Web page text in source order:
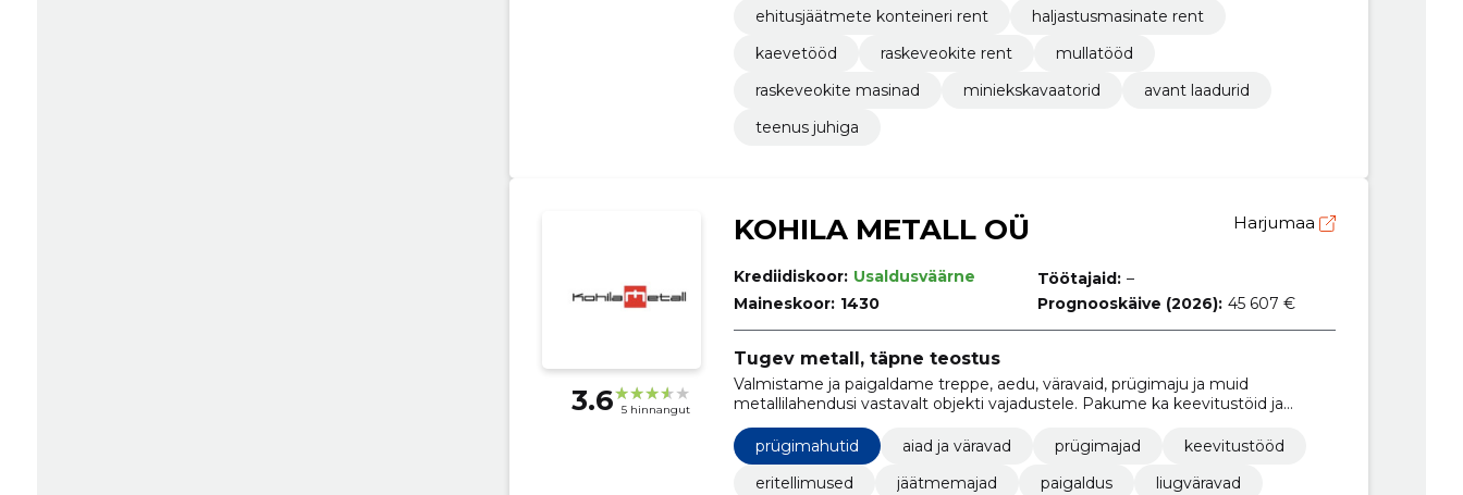
ehitusjäätmete konteineri rent
haljastusmasinate rent
kaevetööd
raskeveokite rent
mullatööd
raskeveokite masinad
miniekskavaatorid
avant laadurid
teenus juhiga
3.6 5 hinnangut
KOHILA METALL OÜ Harjumaa
Krediidiskoor: Usaldusväärne
Maineskoor: 1430
Töötajaid: –
Prognooskäive (2026): 45 607 €
Tugev metall, täpne teostus
Valmistame ja paigaldame treppe, aedu, väravaid, prügimaju ja muid
metallilahendusi vastavalt objekti vajadustele. Pakume ka keevitustöid ja
eritellimusi.
prügimahutid
aiad ja väravad prügimajad
keevitustööd
eritellimused
jäätmemajad paigaldus
liugväravad